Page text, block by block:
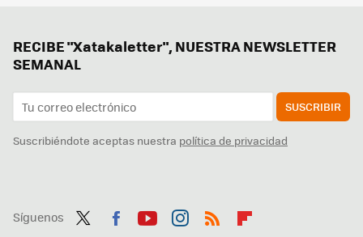
RECIBE "Xatakaletter", NUESTRA NEWSLETTER
SEMANAL
SUSCRIBIR
Suscribiéndote aceptas nuestra política de privacidad
Síguenos